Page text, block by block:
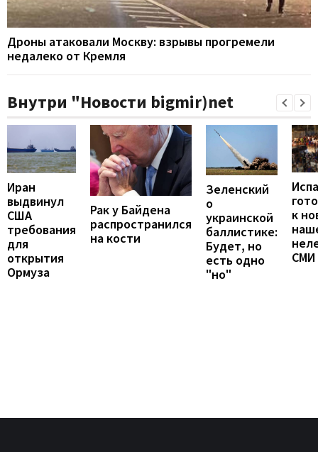
Дроны атаковали Москву: взрывы прогремели
недалеко от Кремля
Внутри "Новости bigmir)net
Иран
выдвинул
США
требования
для
открытия
Ормуза
Рак у Байдена
распространился
на кости
Зеленский
о
украинской
баллистике:
Будет, но
есть одно
"но"
к
СМИ